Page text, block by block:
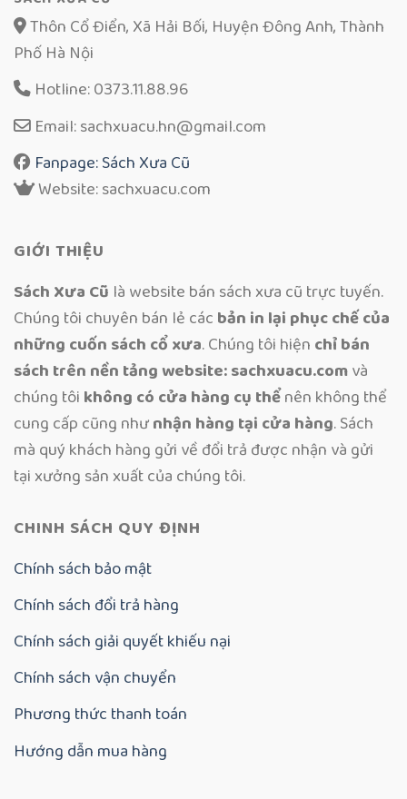
Thôn Cổ Điển, Xã Hải Bối, Huyện Đông Anh, Thành
Phố Hà Nội
Hotline: 0373.11.88.96
Email: sachxuacu.hn@gmail.com
Fanpage: Sách Xưa Cũ
Website: sachxuacu.com
GIỚI THIỆU
Sách Xưa Cũ là website bán sách xưa cũ trực tuyến.
Chúng tôi chuyên bán lẻ các bản in lại phục chế của
những cuốn sách cổ xưa. Chúng tôi hiện chỉ bán
sách trên nền tảng website: sachxuacu.comvà
chúng tôi không có cửa hàng cụ thểnên không thể
cung cấp cũng nhưnhận hàng tại cửa hàng. Sách
mà quý khách hàng gửi về đổi trả được nhận và gửi
tại xưởng sản xuất của chúng tôi.
CHINH SÁCH QUY ĐỊNH
Chính sách bảo mật
Chính sách đổi trả hàng
Chính sách giải quyết khiếu nại
Chính sách vận chuyển
Phương thức thanh toán
Hướng dẫn mua hàng